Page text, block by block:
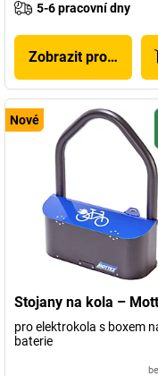
5-6 pracovní dny
Zobrazit produkt
Nové
Stojany na kola –
pro elektrokola s boxem
baterie